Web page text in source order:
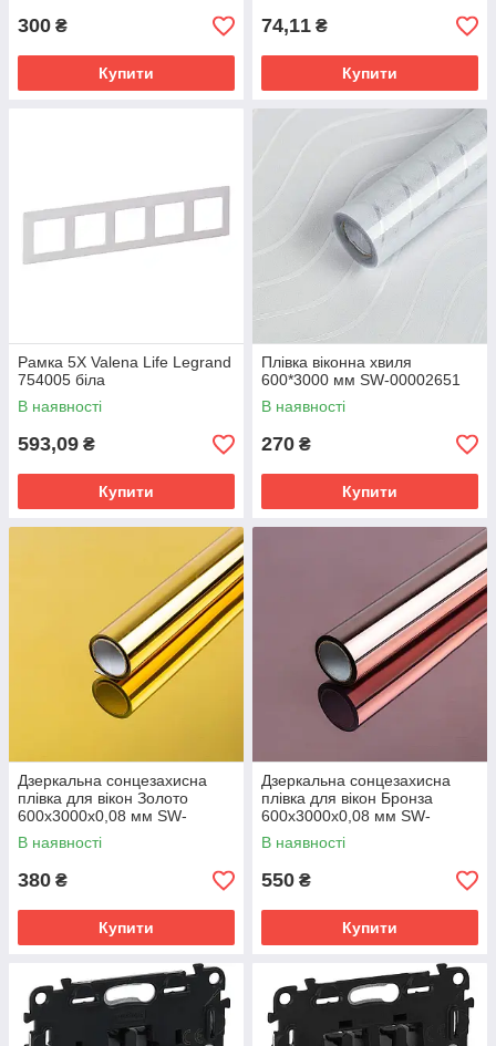
300 ₴
Купити
74,11 ₴
Купити
Рамка 5Х Valena Life Legrand
754005 біла
В наявності
593,09 ₴
Купити
Плівка віконна хвиля
600*3000 мм SW-00002651
В наявності
270 ₴
Купити
Дзеркальна сонцезахисна
плівка для вікон Золото
600х3000х0,08 мм SW-
00002720
В наявності
380 ₴
Купити
Дзеркальна сонцезахисна
плівка для вікон Бронза
600х3000х0,08 мм SW-
00002721
В наявності
550 ₴
Купити